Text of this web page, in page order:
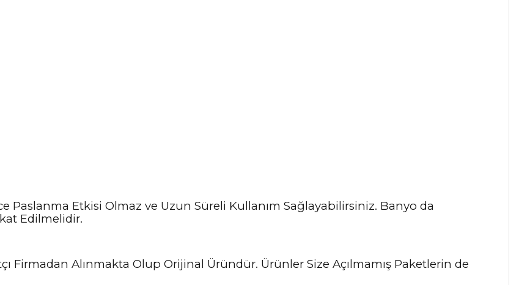
Paslanma Etkisi Olmaz ve Uzun Süreli Kullanım Sağlayabilirsiniz. Banyo da
Edilmelidir.
Firmadan Alınmakta Olup Orijinal Üründür. Ürünler Size Açılmamış Paketlerin de